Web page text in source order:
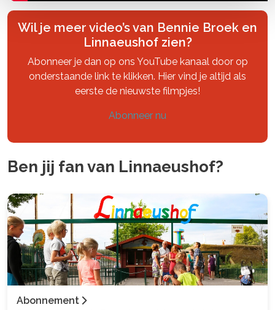
Wil je meer video’s van Bennie Broek en
Linnaeushof zien?
Abonneer je dan op ons YouTube kanaal door op
onderstaande link te klikken. Hier vind je altijd als
eerste de nieuwste filmpjes!
Abonneer nu
Ben jij fan van Linnaeushof?
Abonnement